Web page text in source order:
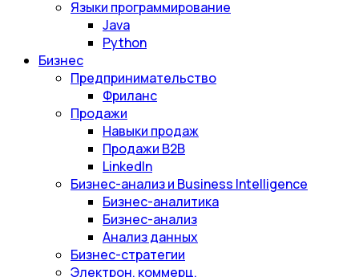
Языки программирование
Java
Python
Бизнес
Предпринимательство
Фриланс
Продажи
Навыки продаж
Продажи B2B
LinkedIn
Бизнес-анализ и Business Intelligence
Бизнес-аналитика
Бизнес-анализ
Анализ данных
Бизнес-стратегии
Электрон. коммерц.